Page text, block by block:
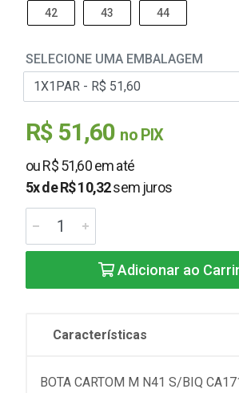
42 43 44
SELECIONE UMA EMBALAGEM
R$ 51,60 no PIX
ou R$ 51,60 em até
5x de R$ 10,32sem juros
Adicionar ao
Características
BOTA CARTOM M N41 S/BIQ